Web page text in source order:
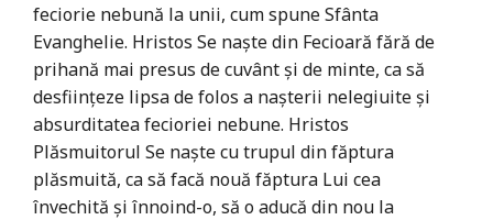
feciorie nebună la unii, cum spune Sfânta
Evanghelie. Hristos Se naşte din Fecioară fără de
prihană mai presus de cuvânt şi de minte, ca să
desfiinţeze lipsa de folos a naşterii nelegiuite şi
absurditatea fecioriei nebune. Hristos
Plăsmuitorul Se naşte cu trupul din făptura
plăsmuită, ca să facă nouă făptura Lui cea
învechită şi înnoind-o, să o aducă din nou la